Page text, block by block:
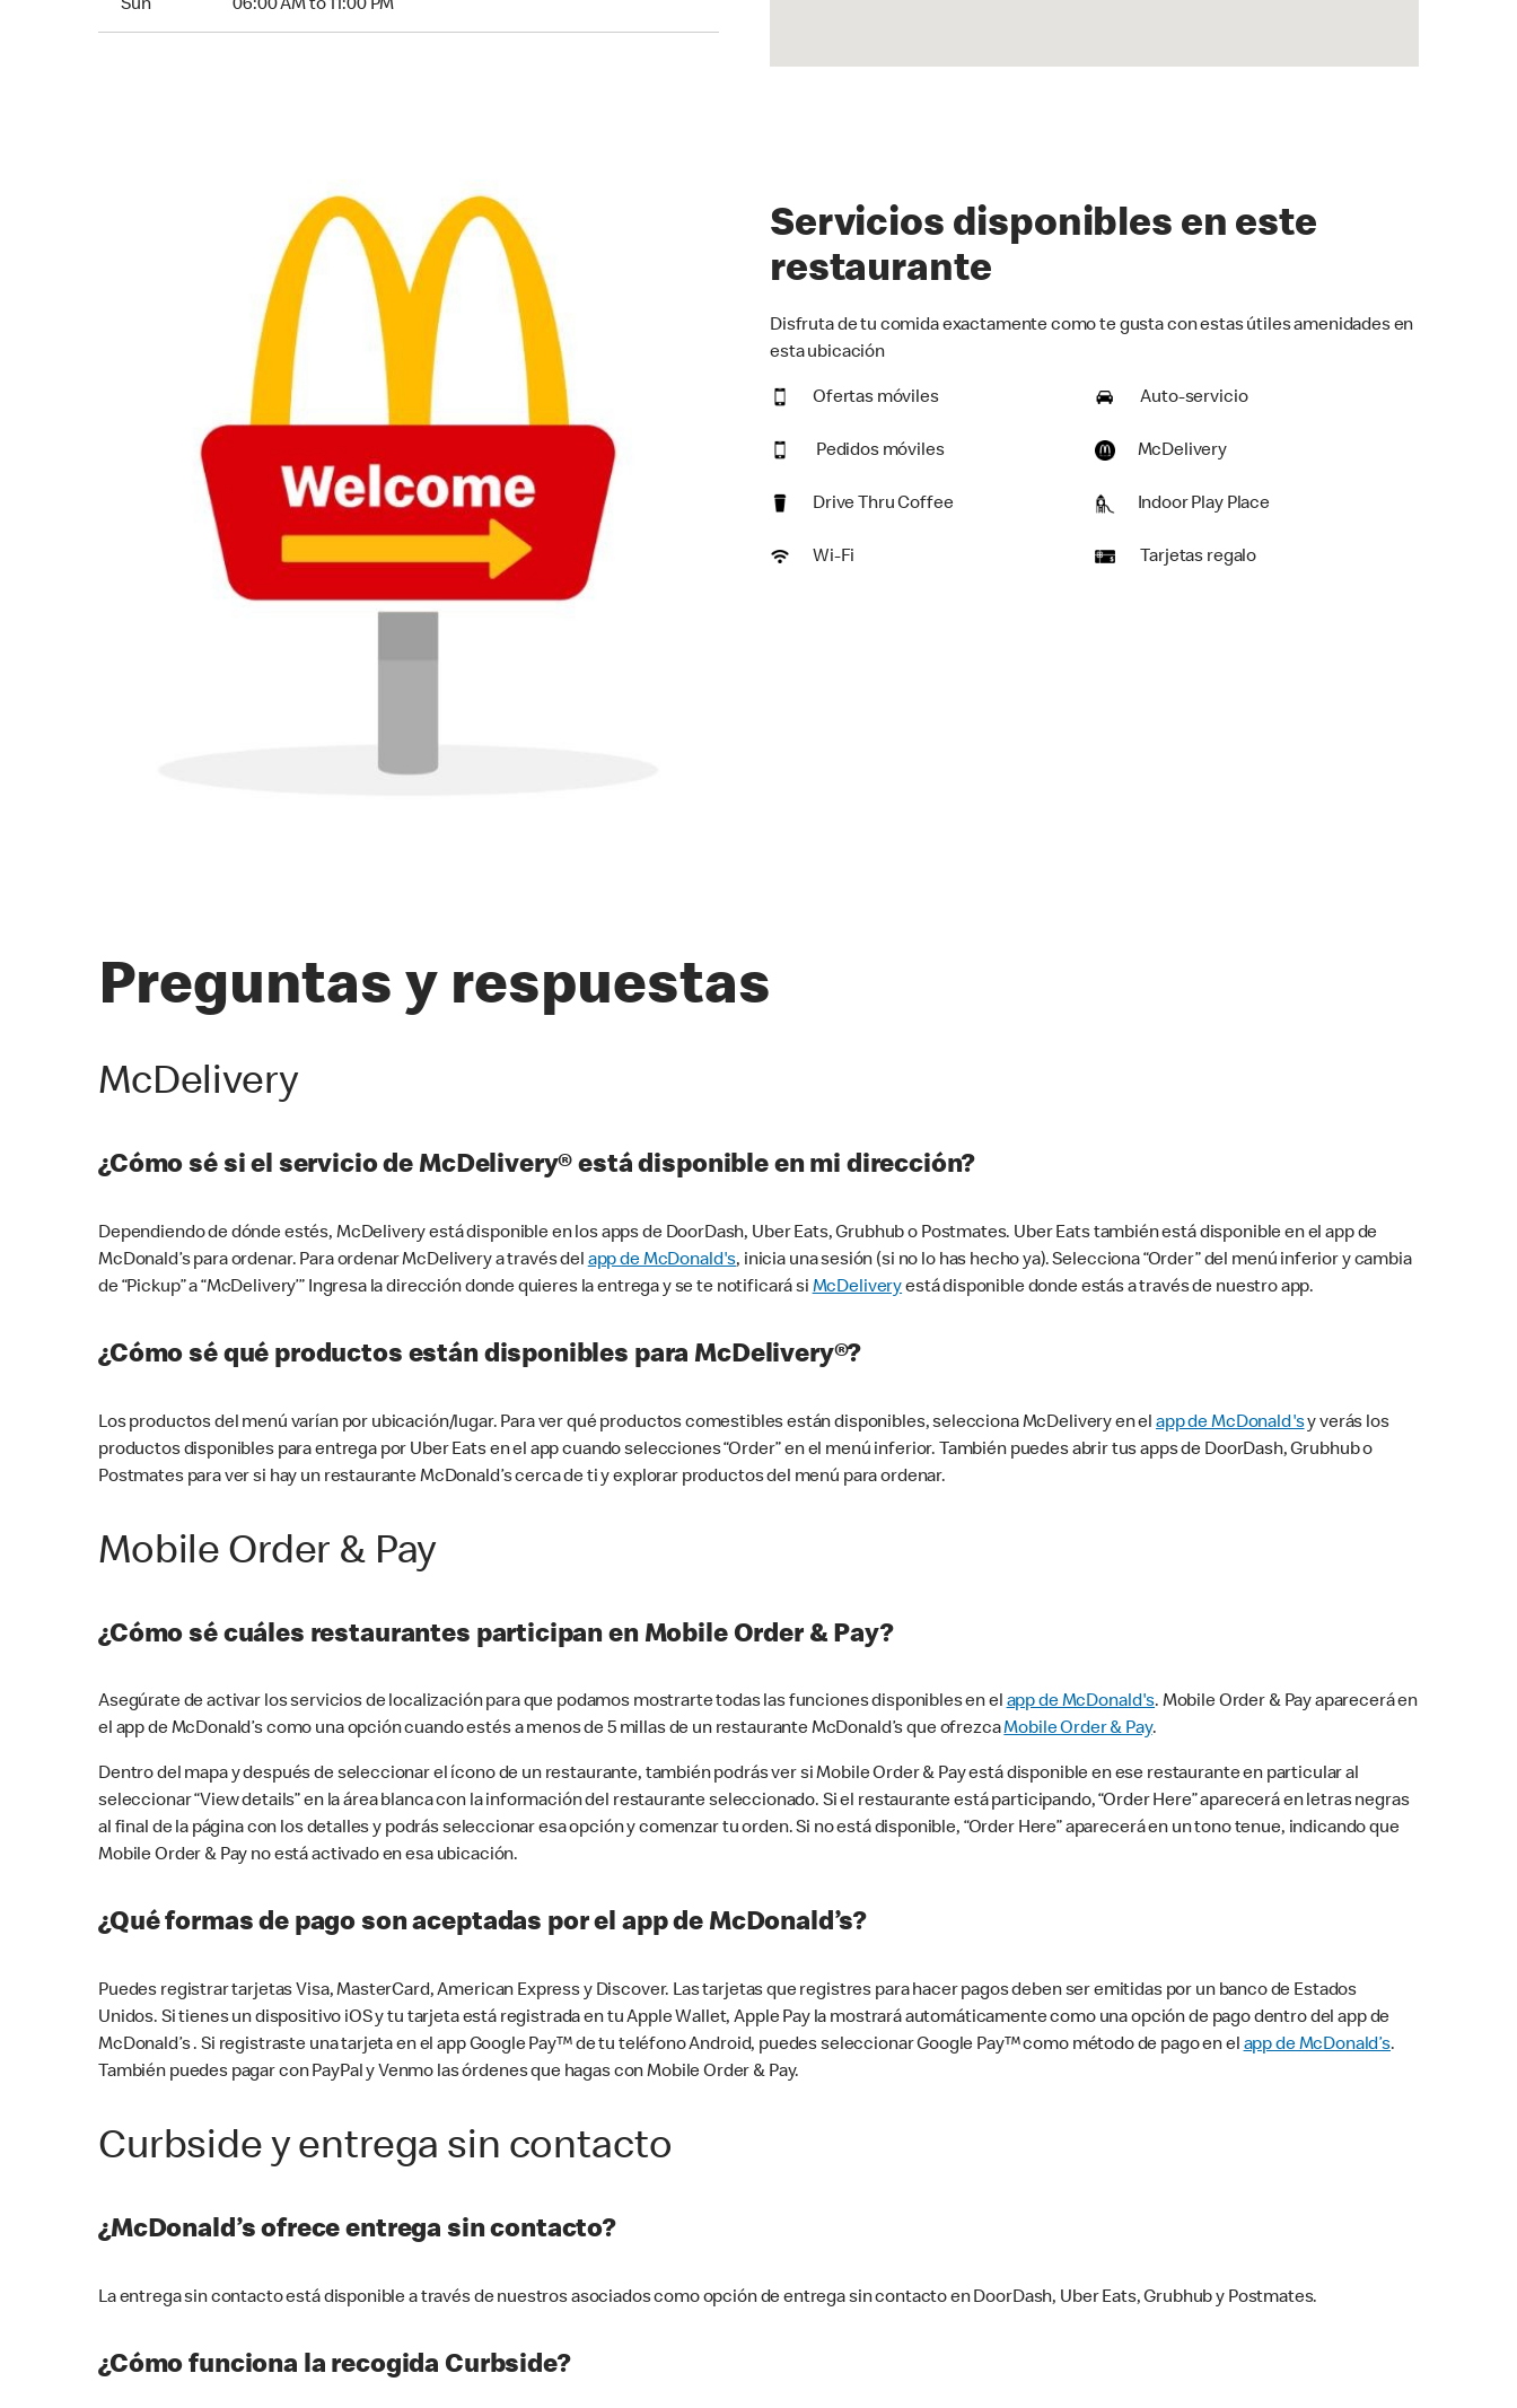
Sun 06:00 AM to 11:00 PM
Servicios disponibles en este
restaurante
Disfruta de tu comida exactamente como te gusta con estas útiles amenidades en
esta ubicación
Ofertas móviles Auto-servicio
Pedidos móviles McDelivery
Drive Thru Coffee Indoor Play Place
Wi-Fi Tarjetas regalo
Preguntas y respuestas
McDelivery
¿Cómo sé si el servicio de McDelivery® está disponible en mi dirección?
Dependiendo de dónde estés, McDelivery está disponible en los apps de DoorDash, Uber Eats, Grubhub o Postmates. Uber Eats también está disponible en el app de
McDonald’s para ordenar. Para ordenar McDelivery a través del app de McDonald's, inicia una sesión (si no lo has hecho ya). Selecciona “Order” del menú inferior y cambia
de “Pickup” a “McDelivery’” Ingresa la dirección donde quieres la entrega y se te notificará si McDeliveryestá disponible donde estás a través de nuestro app.
¿Cómo sé qué productos están disponibles para McDelivery®?
Los productos del menú varían por ubicación/lugar. Para ver qué productos comestibles están disponibles, selecciona McDelivery en elapp de McDonald'sy verás los
productos disponibles para entrega por Uber Eats en el app cuando selecciones “Order” en el menú inferior. También puedes abrir tus apps de DoorDash, Grubhub o
Postmates para ver si hay un restaurante McDonald’s cerca de ti y explorar productos del menú para ordenar.
Mobile Order & Pay
¿Cómo sé cuáles restaurantes participan en Mobile Order & Pay?
Asegúrate de activar los servicios de localización para que podamos mostrarte todas las funciones disponibles en elapp de McDonald's. Mobile Order & Pay aparecerá en
el app de McDonald’s como una opción cuando estés a menos de 5 millas de un restaurante McDonald’s que ofrezcaMobile Order & Pay.
Dentro del mapa y después de seleccionar el ícono de un restaurante, también podrás ver si Mobile Order & Pay está disponible en ese restaurante en particular al
seleccionar “View details” en la área blanca con la información del restaurante seleccionado. Si el restaurante está participando, “Order Here” aparecerá en letras negras
al final de la página con los detalles y podrás seleccionar esa opción y comenzar tu orden. Si no está disponible, “Order Here” aparecerá en un tono tenue, indicando que
Mobile Order & Pay no está activado en esa ubicación.
¿Qué formas de pago son aceptadas por el app de McDonald’s?
Puedes registrar tarjetas Visa, MasterCard, American Express y Discover. Las tarjetas que registres para hacer pagos deben ser emitidas por un banco de Estados
Unidos. Si tienes un dispositivo iOS y tu tarjeta está registrada en tu Apple Wallet, Apple Pay la mostrará automáticamente como una opción de pago dentro del app de
McDonald’s . Si registraste una tarjeta en el app Google Pay™ de tu teléfono Android, puedes seleccionar Google Pay™ como método de pago en elapp de McDonald’s.
También puedes pagar con PayPal y Venmo las órdenes que hagas con Mobile Order & Pay.
Curbside y entrega sin contacto
¿McDonald’s ofrece entrega sin contacto?
La entrega sin contacto está disponible a través de nuestros asociados como opción de entrega sin contacto en DoorDash, Uber Eats, Grubhub y Postmates.
¿Cómo funciona la recogida Curbside?